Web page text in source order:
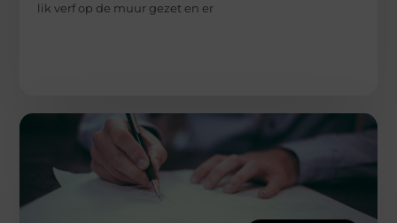
lik verf op de muur gezet en er